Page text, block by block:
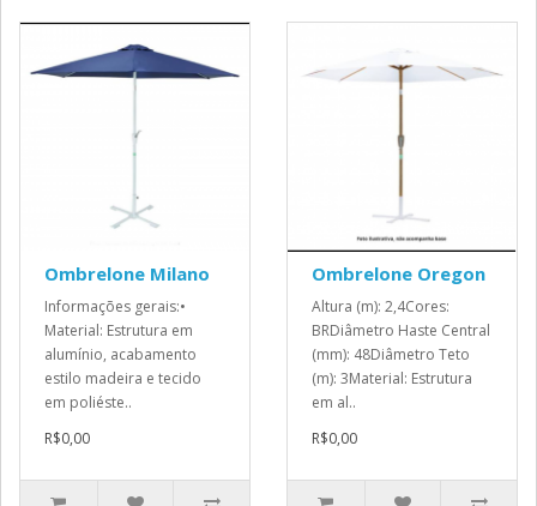
Ombrelone Milano
Informações gerais:•
Material: Estrutura em
alumínio, acabamento
estilo madeira e tecido
em poliéste..
R$0,00
Ombrelone Oregon
Altura (m): 2,4Cores:
BRDiâmetro Haste Central
(mm): 48Diâmetro Teto
(m): 3Material: Estrutura
em al..
R$0,00